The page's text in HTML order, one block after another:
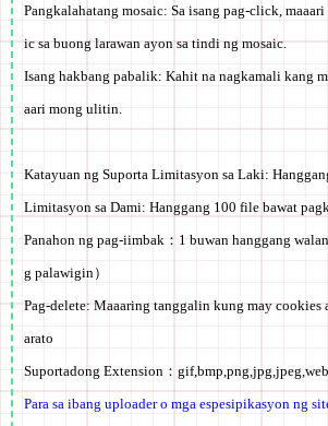
Pangkalahatang mosaic: Sa isang pag-click,
ic sa buong larawan ayon sa tindi ng mosaic.
Isang hakbang pabalik: Kahit na nagkamali kang
aari mong ulitin.
Katayuan ng Suporta Limitasyon sa Laki:
Limitasyon sa Dami: Hanggang 100 file bawat
Panahon ng pag-iimbak： 1 buwan hanggang
g palawigin）
Pag-delete: Maaaring tanggalin kung may cookies
arato
Suportadong Extension：
Para sa ibang uploader o mga espesipikasyon ng